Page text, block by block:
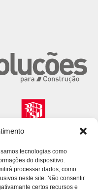
tecnologias como
do dispositivo.
processar dados, como
neste site. Não consentir
certos recursos e